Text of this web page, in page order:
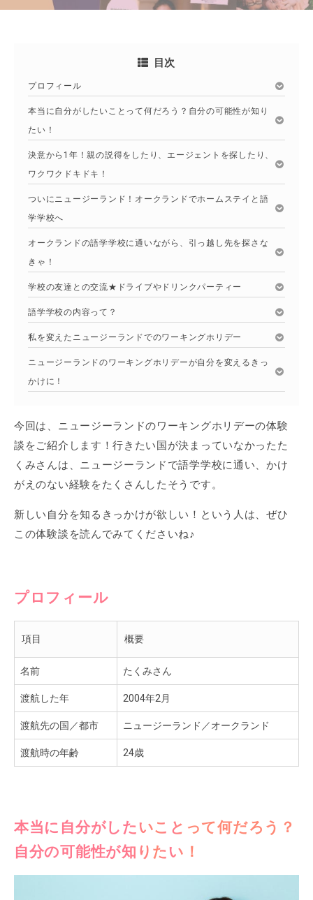
目次
プロフィール
本当に自分がしたいことって何だろう？自分の可能性が知り
たい！
決意から1年！親の説得をしたり、エージェントを探したり、
ワクワクドキドキ！
ついにニュージーランド！オークランドでホームステイと語
学学校へ
オークランドの語学学校に通いながら、引っ越し先を探さな
きゃ！
学校の友達との交流★ドライブやドリンクパーティー
語学学校の内容って？
私を変えたニュージーランドでのワーキングホリデー
ニュージーランドのワーキングホリデーが自分を変えるきっ
かけに！
今回は、ニュージーランドのワーキングホリデーの体験
談をご紹介します！行きたい国が決まっていなかったた
くみさんは、ニュージーランドで語学学校に通い、かけ
がえのない経験をたくさんしたそうです。
新しい自分を知るきっかけが欲しい！という人は、ぜひ
この体験談を読んでみてくださいね♪
プロフィール
項目 概要
名前 たくみさん
渡航した年 2004年2月
渡航先の国／都市 ニュージーランド／オークランド
渡航時の年齢 24歳
本当に自分がしたいことって何だろう？
自分の可能性が知りたい！